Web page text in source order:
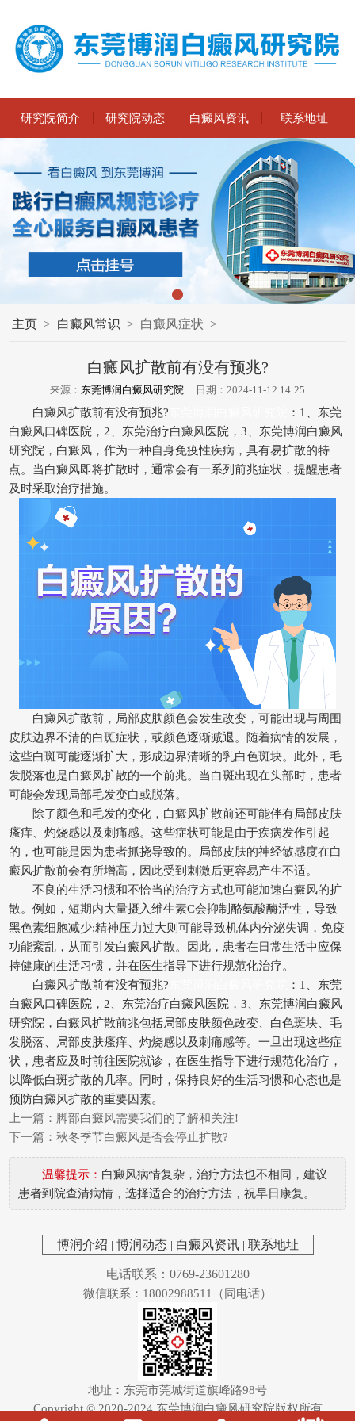
研究院简介 研究院动态 白癜风资讯 联系地址
主页 > 白癜风常识 > 白癜风症状 >
白癜风扩散前有没有预兆?
来源： 东莞博润白癜风研究院 日期：2024-11-12 14:25
白癜风扩散前有没有预兆?
：1、东莞
白癜风口碑医院，2、东莞治疗白癜风医院，3、东莞博润白癜风
研究院，白癜风，作为一种自身免疫性疾病，具有易扩散的特
点。当白癜风即将扩散时，通常会有一系列前兆症状，提醒患者
及时采取治疗措施。
白癜风扩散前，局部皮肤颜色会发生改变，可能出现与周围
皮肤边界不清的白斑症状，或颜色逐渐减退。随着病情的发展，
这些白斑可能逐渐扩大，形成边界清晰的乳白色斑块。此外，毛
发脱落也是白癜风扩散的一个前兆。当白斑出现在头部时，患者
可能会发现局部毛发变白或脱落。
除了颜色和毛发的变化，白癜风扩散前还可能伴有局部皮肤
瘙痒、灼烧感以及刺痛感。这些症状可能是由于疾病发作引起
的，也可能是因为患者抓挠导致的。局部皮肤的神经敏感度在白
癜风扩散前会有所增高，因此受到刺激后更容易产生不适。
不良的生活习惯和不恰当的治疗方式也可能加速白癜风的扩
散。例如，短期内大量摄入维生素C会抑制酪氨酸酶活性，导致
黑色素细胞减少;精神压力过大则可能导致机体内分泌失调，免疫
功能紊乱，从而引发白癜风扩散。因此，患者在日常生活中应保
持健康的生活习惯，并在医生指导下进行规范化治疗。
白癜风扩散前有没有预兆?
：1、东莞
白癜风口碑医院，2、东莞治疗白癜风医院，3、东莞博润白癜风
研究院，白癜风扩散前兆包括局部皮肤颜色改变、白色斑块、毛
发脱落、局部皮肤瘙痒、灼烧感以及刺痛感等。一旦出现这些症
状，患者应及时前往医院就诊，在医生指导下进行规范化治疗，
以降低白斑扩散的几率。同时，保持良好的生活习惯和心态也是
预防白癜风扩散的重要因素。
上一篇： 脚部白癜风需要我们的了解和关注!
下一篇： 秋冬季节白癜风是否会停止扩散?
温馨提示： 白癜风病情复杂，治疗方法也不相同，建议
患者到院查清病情，选择适合的治疗方法，祝早日康复。
博润介绍 | 博润动态| 白癜风资讯| 联系地址
电话联系：0769-23601280
微信联系：18002988511（同电话）
地址：东莞市莞城街道旗峰路98号
Copyright © 2020-2024东莞博润白癜风研究院版权所有